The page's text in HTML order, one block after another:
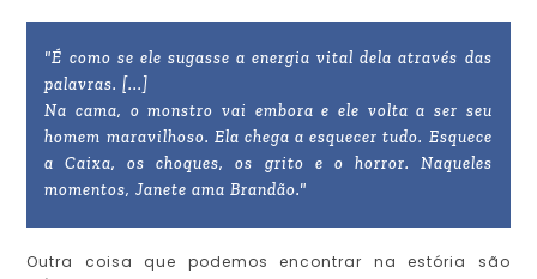
"É como se ele sugasse a energia vital dela através das
palavras. [...]
Na cama, o monstro vai embora e ele volta a ser seu
homem maravilhoso. Ela chega a esquecer tudo. Esquece
a Caixa, os choques, os grito e o horror. Naqueles
momentos, Janete ama Brandão."
Outra coisa que podemos encontrar na estória são